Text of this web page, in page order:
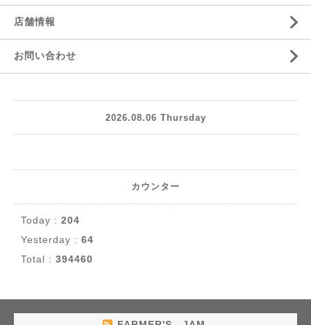
店舗情報
お問い合わせ
2026.08.06 Thursday
カウンター
Today : 204
Yesterday : 64
Total : 394460